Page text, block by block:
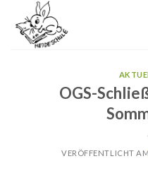
content
OGS-
VERÖFFENTLICHT AM